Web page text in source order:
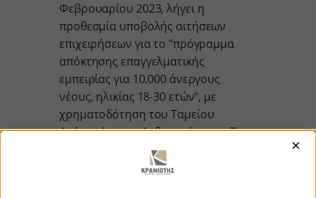
Φεβρουαρίου 2023, λήγει η
προθεσμία υποβολής αιτήσεων
επιχειρήσεων για το "πρόγραμμα
απόκτησης επαγγελματικής
εμπειρίας για 10.000 άνεργους
νέους, ηλικίας 18-30 ετών", με
χρηματοδότηση του Ταμείου
Ανάκαμψης και Ανθεκτικότητας. Το
πρόγραμμα, διάρκειας επτά μηνών,
στοχεύει στην αναβάθμιση […]
×